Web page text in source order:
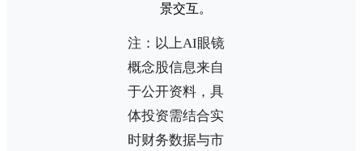
景交互‌。
注：以上AI眼镜
概念股信息来自
于公开资料，具
体投资需结合实
时财务数据与市